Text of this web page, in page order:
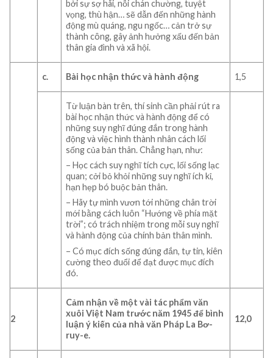
bởi sự sợ hãi, nỗi chán chường, tuyệt
vọng, thù hận… sẽ dẫn đến những hành
động mù quáng, ngu ngốc… cản trở sự
thành công, gây ảnh hưởng xấu đến bản
thân gia đình và xã hội.
c. Bài học nhận thức và hành động 1,5
Từ luận bàn trên, thí sinh cần phải rút ra
bài học nhận thức và hành động để có
những suy nghĩ đúng đắn trong hành
động và việc hình thành nhân cách lối
sống của bản thân. Chẳng hạn, như:
– Học cách suy nghĩ tích cực, lối sống lạc
quan; cởi bỏ khỏi những suy nghĩ ích kỉ,
hạn hẹp bó buộc bản thân.
– Hãy tự mình vươn tới những chân trời
mới bằng cách luôn “Hướng về phía mặt
trời”; có trách nhiệm trong mỗi suy nghĩ
và hành động của chính bản thân mình.
– Có mục đích sống đúng đắn, tự tin, kiên
cường theo đuổi để đạt được mục đích
đó.
2
Cảm nhận về một vài tác phẩm văn
xuôi Việt Nam trước năm 1945 để bình
luận ý kiến của nhà văn Pháp La Bơ-
ruy-e.
12,0